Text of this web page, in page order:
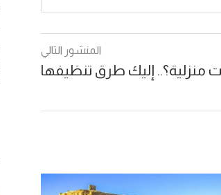
المنشور التالي
منزلية؟.. إليك طرق تنظيفها